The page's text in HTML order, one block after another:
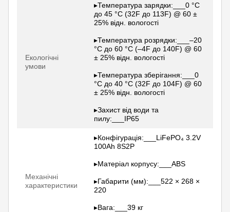
Екологічні
умови
▸Температура зарядки:___0 °C
до 45 °C (32F до 113F) @ 60 ±
25% відн. вологості
▸Температура розрядки:___–20
°C до 60 °C (–4F до 140F) @ 60
± 25% відн. вологості
▸Температура зберігання:___0
°C до 40 °C (32F до 104F) @ 60
± 25% відн. вологості
▸Захист від води та
пилу:___IP65
Механічні
характеристики
▸Конфігурація:___LiFePO₄ 3.2V
100Ah 8S2P
▸Матеріал корпусу:___ABS
▸Габарити (мм):___522 × 268 ×
220
▸Вага:___39 кг